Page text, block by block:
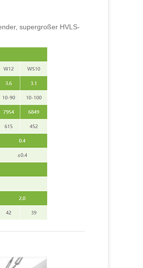
supergroßer HVLS-